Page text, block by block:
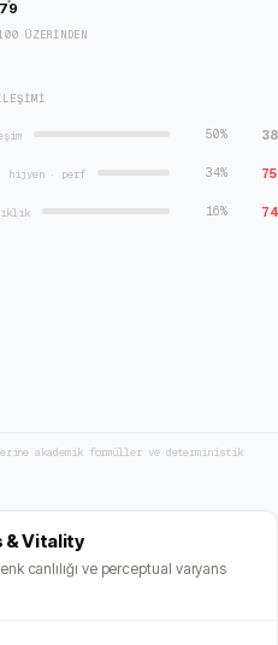
79
ÜZERİNDEN
50% 38
hijyen · perf 34% 75
16% 74
akademik formüller ve deterministik
& Vitality
canlılığı ve perceptual varyans